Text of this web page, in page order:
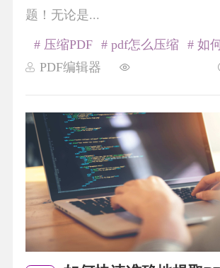
题！无论是...
PDF编辑器
# 压缩PDF # pdf怎么压缩 # 如